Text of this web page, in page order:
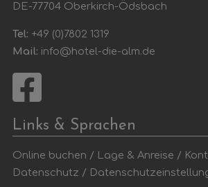
DE-77704 Oberkirch-Ödsbach
Tel: +49 (0)7802 1319
Mail: info@hotel-die-alm.de
Links & Sprachen
Online buchen / Lage & Anreise /
Datenschutz /